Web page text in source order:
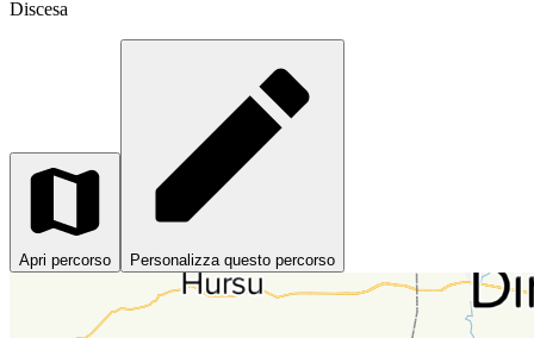
Discesa
Apri percorso Personalizza questo percorso